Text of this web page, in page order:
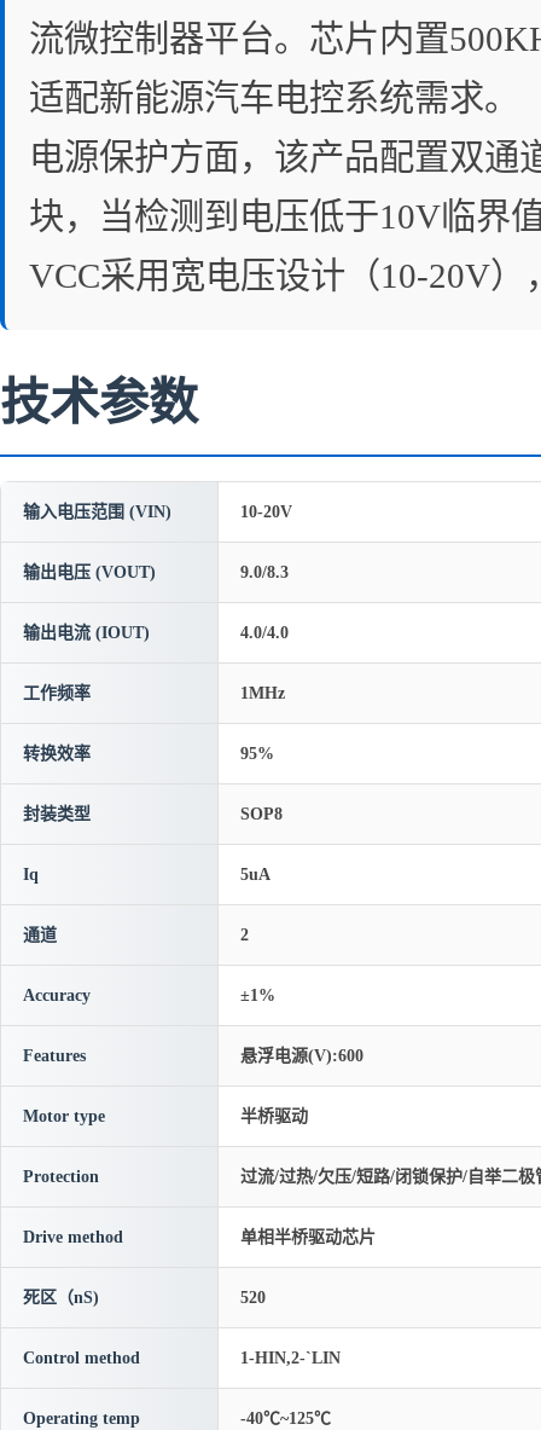
流微控制器平台。芯片内置
适配新能源汽车电控系统需求。
电源保护方面，该产品配置双通
块，当检测到电压低于10V临界
VCC采用宽电压设计（10-20V
技术参数
输入电压范围 (VIN) 10-20V
输出电压 (VOUT) 9.0/8.3
输出电流 (IOUT) 4.0/4.0
工作频率 1MHz
转换效率 95%
封装类型 SOP8
Iq 5uA
通道 2
Accuracy ±1%
Features 悬浮电源(V):600
Motor type 半桥驱动
Protection 过流/过热/欠压/短路/闭锁保护/自举二极
Drive method 单相半桥驱动芯片
死区（nS) 520
Control method 1-HIN,2-`LIN
Operating temp -40℃~125℃